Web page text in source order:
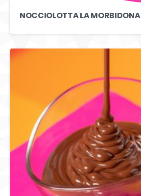
NOCCIOLOTTA LA MORBIDONA